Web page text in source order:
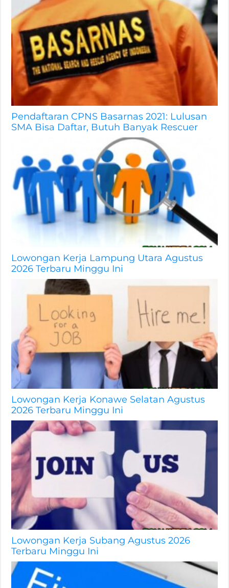
Pendaftaran CPNS Basarnas 2021: Lulusan
SMA Bisa Daftar, Butuh Banyak Rescuer
Lowongan Kerja Lampung Utara Agustus
2026 Terbaru Minggu Ini
Lowongan Kerja Konawe Selatan Agustus
2026 Terbaru Minggu Ini
Lowongan Kerja Subang Agustus 2026
Terbaru Minggu Ini